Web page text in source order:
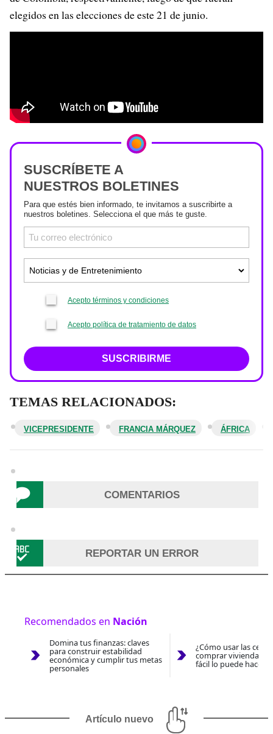
elegidos en las elecciones de este 21 de junio.
SUSCRÍBETE A
NUESTROS BOLETINES
Para que estés bien informado, te invitamos a suscribirte a
nuestros boletines. Selecciona el que más te guste.
Acepto términos y condiciones
Acepto política de tratamiento de datos
SUSCRIBIRME
TEMAS RELACIONADOS:
VICEPRESIDENTE FRANCIA MÁRQUEZ ÁFRICA
COMENTARIOS
REPORTAR UN ERROR
Recomendados en Nación
Domina tus finanzas: claves
para construir estabilidad
económica y cumplir tus metas
personales
¿Cómo usar las
comprar vivienda
fácil lo puede hacer
Artículo nuevo